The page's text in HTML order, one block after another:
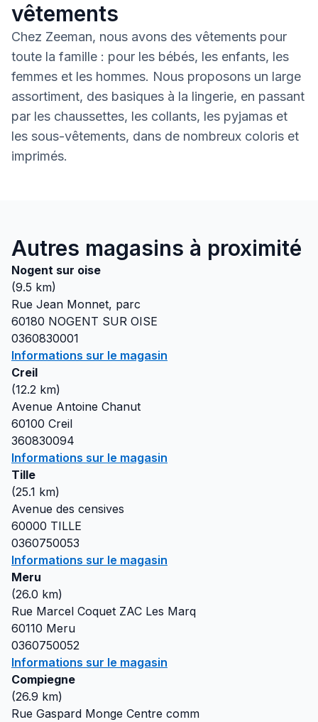
vêtements
Chez Zeeman, nous avons des vêtements pour
toute la famille : pour les bébés, les enfants, les
femmes et les hommes. Nous proposons un large
assortiment, des basiques à la lingerie, en passant
par les chaussettes, les collants, les pyjamas et
les sous-vêtements, dans de nombreux coloris et
imprimés.
Autres magasins à proximité
Nogent sur oise
(9.5 km)
Rue Jean Monnet, parc
60180 NOGENT SUR OISE
0360830001
Informations sur le magasin
Creil
(12.2 km)
Avenue Antoine Chanut
60100 Creil
360830094
Informations sur le magasin
Tille
(25.1 km)
Avenue des censives
60000 TILLE
0360750053
Informations sur le magasin
Meru
(26.0 km)
Rue Marcel Coquet ZAC Les Marq
60110 Meru
0360750052
Informations sur le magasin
Compiegne
(26.9 km)
Rue Gaspard Monge Centre comm